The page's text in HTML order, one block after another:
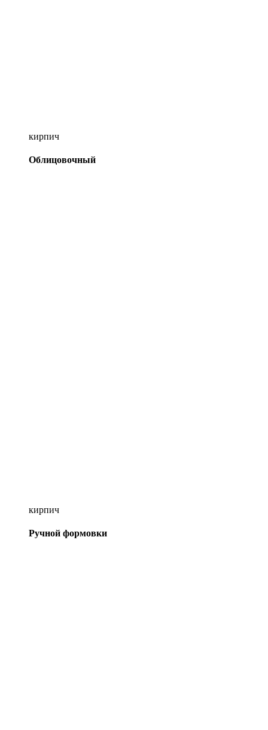
кирпич
Облицовочный
кирпич
Ручной формовки